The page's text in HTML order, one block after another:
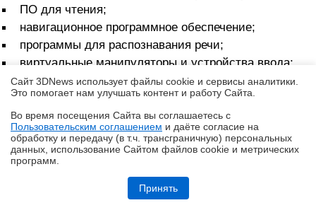
Обзор ноутбука ASUS Zenbook Duo UX8407A (UX8407AA-SN279X) с
ПО для чтения;
навигационное программное обеспечение;
программы для распознавания речи;
виртуальные манипуляторы и устройства ввода;
системы считывания экранной информации;
ПО для сканирования и распознавания текста;
программные комплексы для средств коммуникации.
В то же время, программное обеспечение для
инвалидов можно разделить на решения для полностью
слепых, слабовидящих, глухих и плохослышащих
людей. К продуктам каждой категории предъявляются
свои требования. В ходе экспресс-исследования
Сайт 3DNews использует файлы cookie и сервисы аналитики.
Это помогает нам улучшать контент и работу Cайта.
Во время посещения Cайта вы соглашаетесь с
Пользовательским соглашением и даёте согласие на
обработку и передачу (в т.ч. трансграничную) персональных
данных, использование Cайтом файлов cookie и метрических
программ.
Принять